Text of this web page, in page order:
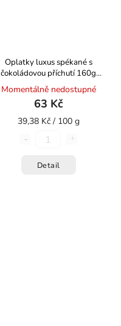
Oplatky luxus spékané s
čokoládovou příchutí 160g
HOŘICKÉ TRUBIČKY
Momentálně nedostupné
63 Kč
39,38 Kč / 100 g
Detail